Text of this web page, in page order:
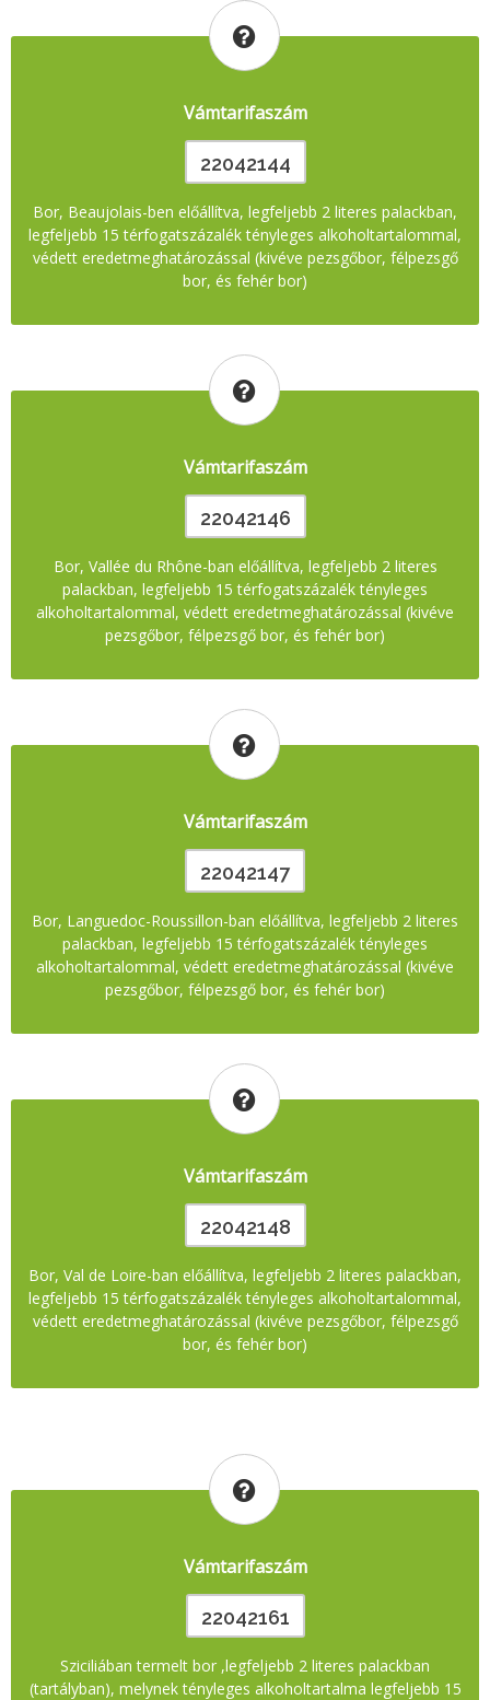
Vámtarifaszám
22042144
Bor, Beaujolais-ben előállítva, legfeljebb 2 literes palackban,
legfeljebb 15 térfogatszázalék tényleges alkoholtartalommal,
védett eredetmeghatározással (kivéve pezsgőbor, félpezsgő
bor, és fehér bor)
Vámtarifaszám
22042146
Bor, Vallée du Rhône-ban előállítva, legfeljebb 2 literes
palackban, legfeljebb 15 térfogatszázalék tényleges
alkoholtartalommal, védett eredetmeghatározással (kivéve
pezsgőbor, félpezsgő bor, és fehér bor)
Vámtarifaszám
22042147
Bor, Languedoc-Roussillon-ban előállítva, legfeljebb 2 literes
palackban, legfeljebb 15 térfogatszázalék tényleges
alkoholtartalommal, védett eredetmeghatározással (kivéve
pezsgőbor, félpezsgő bor, és fehér bor)
Vámtarifaszám
22042148
Bor, Val de Loire-ban előállítva, legfeljebb 2 literes palackban,
legfeljebb 15 térfogatszázalék tényleges alkoholtartalommal,
védett eredetmeghatározással (kivéve pezsgőbor, félpezsgő
bor, és fehér bor)
Vámtarifaszám
22042161
Sziciliában termelt bor ,legfeljebb 2 literes palackban
(tartályban), melynek tényleges alkoholtartalma legfeljebb 15